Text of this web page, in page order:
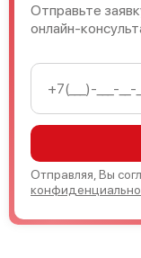
Отправьте
онлайн-
Отправляя, Вы